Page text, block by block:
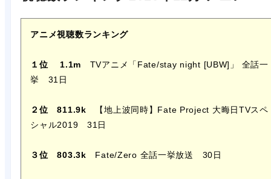
アニメ視聴数ランキング
１位 1.1m TVアニメ「Fate/stay night [UBW]」 全話一
挙 31日
２位 811.9k 【地上波同時】Fate Project 大晦日TVスペ
シャル2019 31日
３位 803.3k Fate/Zero 全話一挙放送 30日